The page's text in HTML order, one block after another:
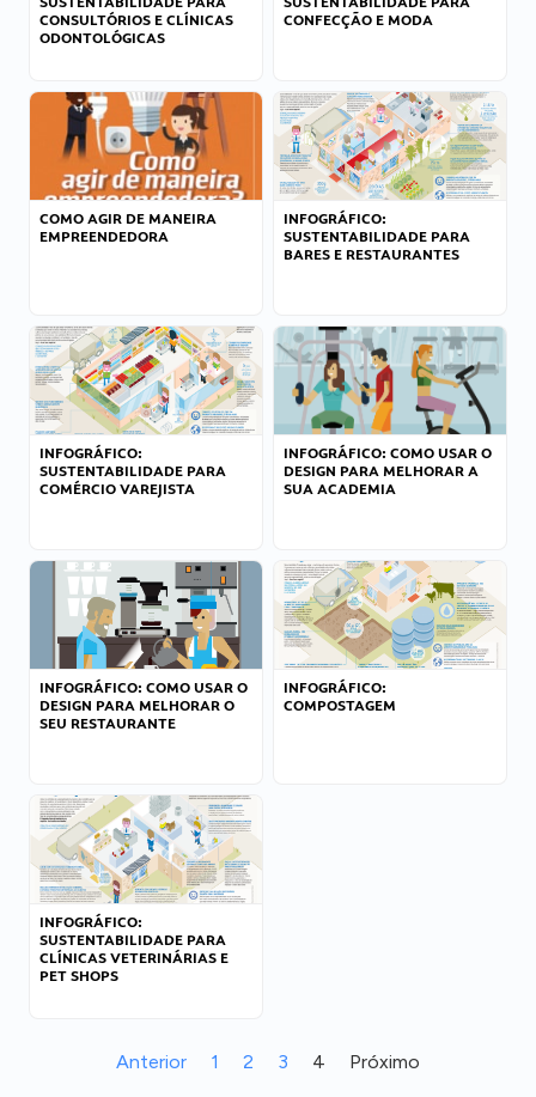
CONSULTÓRIOS E CLÍNICAS
ODONTOLÓGICAS
CONFECÇÃO E MODA
COMO AGIR DE MANEIRA
EMPREENDEDORA
INFOGRÁFICO:
SUSTENTABILIDADE PARA
BARES E RESTAURANTES
INFOGRÁFICO:
SUSTENTABILIDADE PARA
COMÉRCIO VAREJISTA
INFOGRÁFICO: COMO USAR O
DESIGN PARA MELHORAR A
SUA ACADEMIA
INFOGRÁFICO: COMO USAR O
DESIGN PARA MELHORAR O
SEU RESTAURANTE
INFOGRÁFICO:
COMPOSTAGEM
INFOGRÁFICO:
SUSTENTABILIDADE PARA
CLÍNICAS VETERINÁRIAS E
PET SHOPS
Anterior 1 2 3 4 Próximo